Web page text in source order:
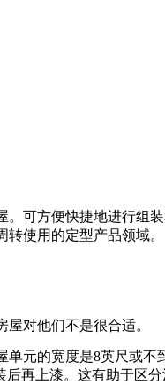
可方便快捷地进行组
使用的定型产品领域。
对他们不是很合适。
元的宽度是8英尺或不
再上漆。这有助于区分